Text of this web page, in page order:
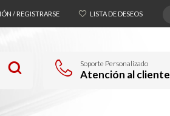
/ REGISTRARSE LISTA DE DESEOS
Soporte Personalizado
Atención al cliente